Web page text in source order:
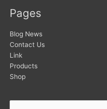
Pages
Blog News
Contact Us
Link
Products
Shop